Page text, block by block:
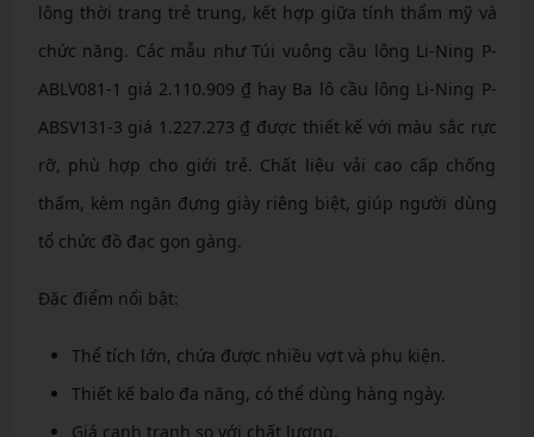
lông thời trang trẻ trung, kết hợp giữa tính thẩm mỹ và
chức năng. Các mẫu như Túi vuông cầu lông Li-Ning P-
ABLV081-1 giá 2.110.909 ₫ hay Ba lô cầu lông Li-Ning P-
ABSV131-3 giá 1.227.273 ₫ được thiết kế với màu sắc rực
rỡ, phù hợp cho giới trẻ. Chất liệu vải cao cấp chống
thấm, kèm ngăn đựng giày riêng biệt, giúp người dùng
tổ chức đồ đạc gọn gàng.
Đặc điểm nổi bật:
Thể tích lớn, chứa được nhiều vợt và phụ kiện.
Thiết kế balo đa năng, có thể dùng hàng ngày.
Giá cạnh tranh so với chất lượng.